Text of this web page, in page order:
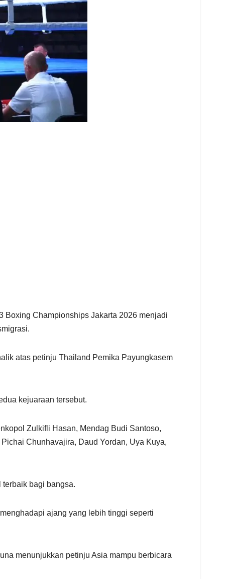
Boxing Championships Jakarta 2026 menjadi
atas petinju Thailand Pemika Payungkasem
kejuaraan tersebut.
Zulkifli Hasan, Mendag Budi Santoso,
Chunhavajira, Daud Yordan, Uya Kuya,
bagi bangsa.
ajang yang lebih tinggi seperti
menunjukkan petinju Asia mampu berbicara